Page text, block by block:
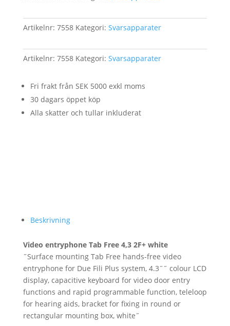
Artikelnr: 7558 Kategori: Svarsapparater
Artikelnr: 7558 Kategori: Svarsapparater
Fri frakt från SEK 5000 exkl moms
30 dagars öppet köp
Alla skatter och tullar inkluderat
Beskrivning
Video entryphone Tab Free 4,3 2F+ white
˝Surface mounting Tab Free hands-free video
entryphone for Due Fili Plus system, 4.3˝˝ colour LCD
display, capacitive keyboard for video door entry
functions and rapid programmable function, teleloop
for hearing aids, bracket for fixing in round or
rectangular mounting box, white˝